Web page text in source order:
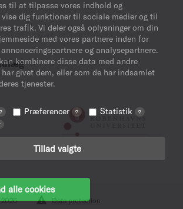
til at tilpasse vores indhold og
dig funktioner til sociale medier og til
trafik. Vi deler også oplysninger om din
med vores partnere inden for
og analysepartnere.
kombinere disse data med andre
givet dem, eller som de har indsamlet
tjenester.
? Præferencer ? Statistik ?
Tillad valgte
alle cookies
2026 Data protection